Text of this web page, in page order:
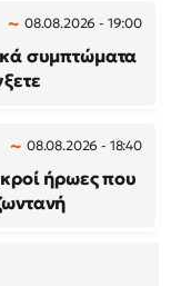
08.08.2026 - 19:00
συμπτώματα
08.08.2026 - 18:40
ήρωες που